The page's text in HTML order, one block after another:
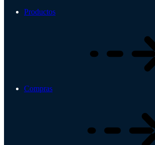
Productos
Compras